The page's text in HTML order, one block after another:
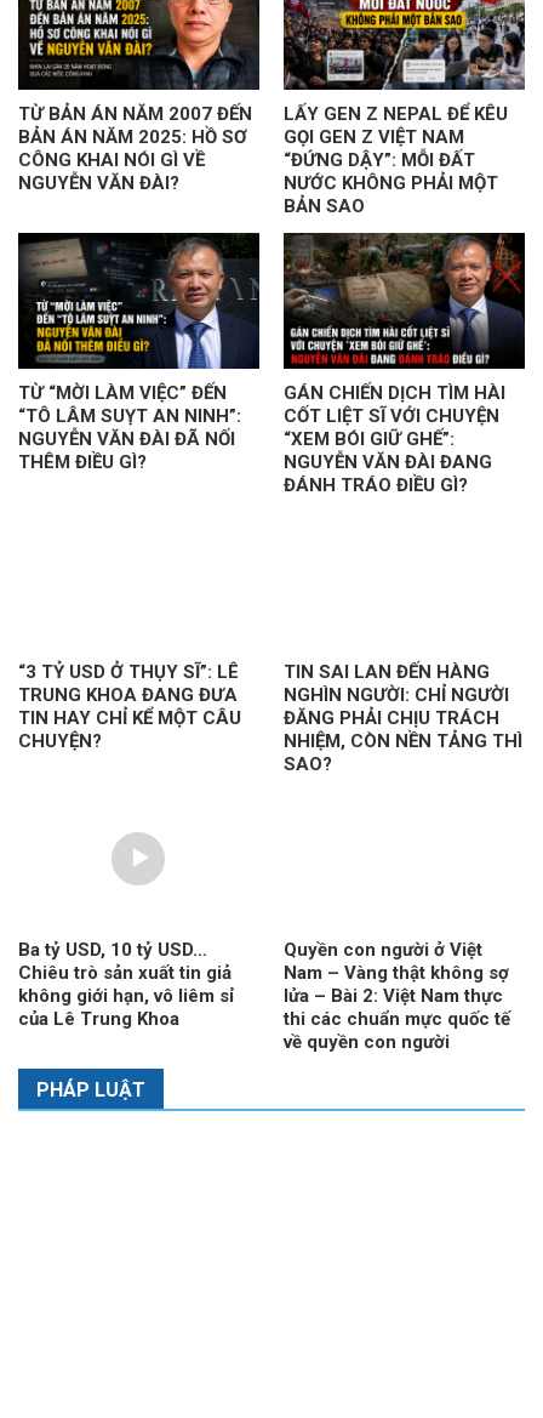
TỪ BẢN ÁN NĂM 2007 ĐẾN
BẢN ÁN NĂM 2025: HỒ SƠ
CÔNG KHAI NÓI GÌ VỀ
NGUYỄN VĂN ĐÀI?
LẤY GEN Z NEPAL ĐỂ KÊU
GỌI GEN Z VIỆT NAM
“ĐỨNG DẬY”: MỖI ĐẤT
NƯỚC KHÔNG PHẢI MỘT
BẢN SAO
TỪ “MỜI LÀM VIỆC” ĐẾN
“TÔ LÂM SUỴT AN NINH”:
NGUYỄN VĂN ĐÀI ĐÃ NỐI
THÊM ĐIỀU GÌ?
GÁN CHIẾN DỊCH TÌM HÀI
CỐT LIỆT SĨ VỚI CHUYỆN
“XEM BÓI GIỮ GHẾ”:
NGUYỄN VĂN ĐÀI ĐANG
ĐÁNH TRÁO ĐIỀU GÌ?
“3 TỶ USD Ở THỤY SĨ”: LÊ
TRUNG KHOA ĐANG ĐƯA
TIN HAY CHỈ KỂ MỘT CÂU
CHUYỆN?
TIN SAI LAN ĐẾN HÀNG
NGHÌN NGƯỜI: CHỈ NGƯỜI
ĐĂNG PHẢI CHỊU TRÁCH
NHIỆM, CÒN NỀN TẢNG THÌ
SAO?
Ba tỷ USD, 10 tỷ USD…
Chiêu trò sản xuất tin giả
không giới hạn, vô liêm sỉ
của Lê Trung Khoa
Quyền con người ở Việt
Nam – Vàng thật không sợ
lửa – Bài 2: Việt Nam thực
thi các chuẩn mực quốc tế
về quyền con người
PHÁP LUẬT